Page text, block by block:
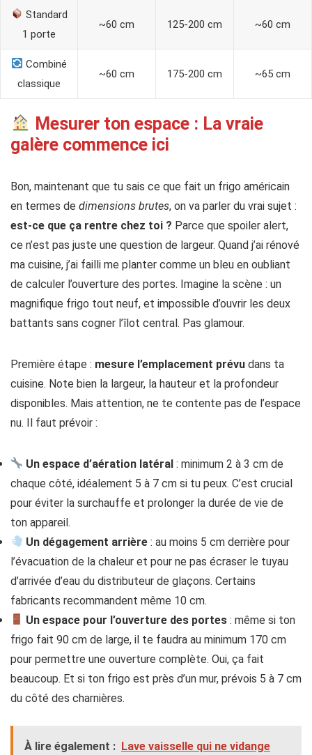
Standard
1 porte
~60 cm 125-200 cm ~60 cm
Combiné
classique
~60 cm 175-200 cm ~65 cm
Mesurer ton espace : La vraie
galère commence ici
Bon, maintenant que tu sais ce que fait un frigo américain
en termes de dimensions brutes, on va parler du vrai sujet :
est-ce que ça rentre chez toi ? Parce que spoiler alert,
ce n’est pas juste une question de largeur. Quand j’ai rénové
ma cuisine, j’ai failli me planter comme un bleu en oubliant
de calculer l’ouverture des portes. Imagine la scène : un
magnifique frigo tout neuf, et impossible d’ouvrir les deux
battants sans cogner l’îlot central. Pas glamour.
Première étape : mesure l’emplacement prévu dans ta
cuisine. Note bien la largeur, la hauteur et la profondeur
disponibles. Mais attention, ne te contente pas de l’espace
nu. Il faut prévoir :
Un espace d’aération latéral : minimum 2 à 3 cm de
chaque côté, idéalement 5 à 7 cm si tu peux. C’est crucial
pour éviter la surchauffe et prolonger la durée de vie de
ton appareil.
Un dégagement arrière : au moins 5 cm derrière pour
l’évacuation de la chaleur et pour ne pas écraser le tuyau
d’arrivée d’eau du distributeur de glaçons. Certains
fabricants recommandent même 10 cm.
Un espace pour l’ouverture des portes : même si ton
frigo fait 90 cm de large, il te faudra au minimum 170 cm
pour permettre une ouverture complète. Oui, ça fait
beaucoup. Et si ton frigo est près d’un mur, prévois 5 à 7 cm
du côté des charnières.
À lire également : Lave vaisselle qui ne vidange